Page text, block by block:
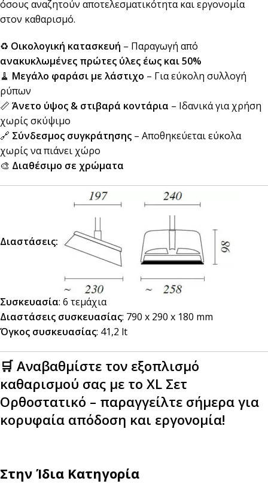
όσους αναζητούν αποτελεσματικότητα και εργονομία
στον καθαρισμό.
♻️ Οικολογική κατασκευή – Παραγωγή από
ανακυκλωμένες πρώτες ύλες έως και 50%
🧹 Μεγάλο φαράσι με λάστιχο – Για εύκολη συλλογή
ρύπων
📏 Άνετο ύψος & στιβαρά κοντάρια – Ιδανικά για χρήση
χωρίς σκύψιμο
🔗 Σύνδεσμος συγκράτησης – Αποθηκεύεται εύκολα
χωρίς να πιάνει χώρο
🎨 Διαθέσιμο σε χρώματα
Διαστάσεις:
Συσκευασία: 6 τεμάχια
Διαστάσεις συσκευασίας: 790 x 290 x 180 mm
Όγκος συσκευασίας: 41,2 lt
🛒 Αναβαθμίστε τον εξοπλισμό
καθαρισμού σας με το XL Σετ
Ορθοστατικό – παραγγείλτε σήμερα για
κορυφαία απόδοση και εργονομία!
Στην Ίδια Κατηγορία